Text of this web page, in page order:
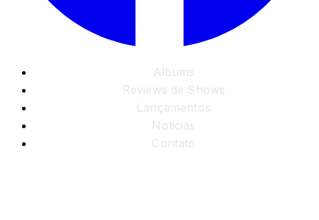
Albums
Reviews de Shows
Lançamentos
Noticias
Contato